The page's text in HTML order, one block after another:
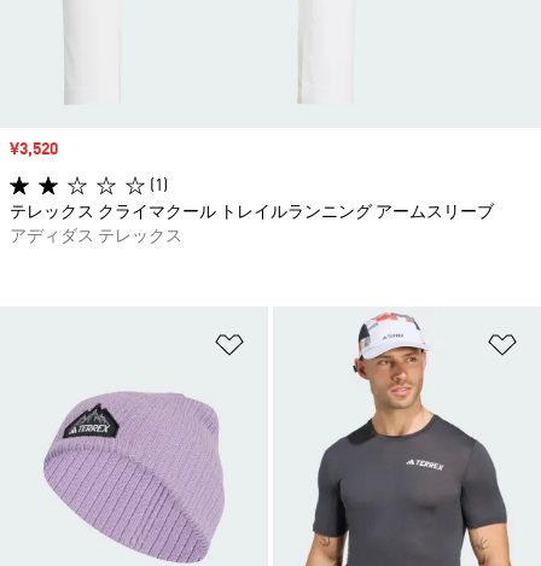
ほしいものリストに追加
セール価格
¥3,520
(1)
テレックス クライマクール トレイルランニング アームスリーブ
アディダス テレックス